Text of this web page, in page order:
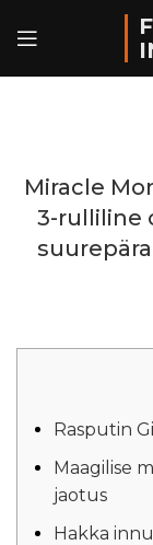
Miracle
3-rulliline
Rasputin
Maagilise
jaotus
Hakka